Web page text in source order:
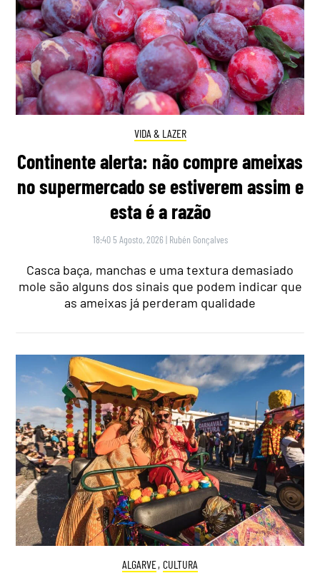
VIDA & LAZER
Continente alerta: não compre ameixas
no supermercado se estiverem assim e
esta é a razão
18:40 5 Agosto, 2026 | Rubén Gonçalves
Casca baça, manchas e uma textura demasiado
mole são alguns dos sinais que podem indicar que
as ameixas já perderam qualidade
ALGARVE, CULTURA